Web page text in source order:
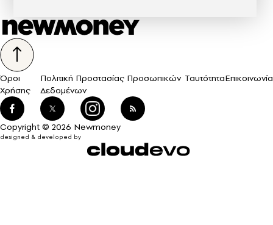
Όροι
Χρήσης
Πολιτική Προστασίας Προσωπικών
Δεδομένων
ΤαυτότηταΕπικοινωνία
Copyright © 2026 Newmoney
designed & developed by